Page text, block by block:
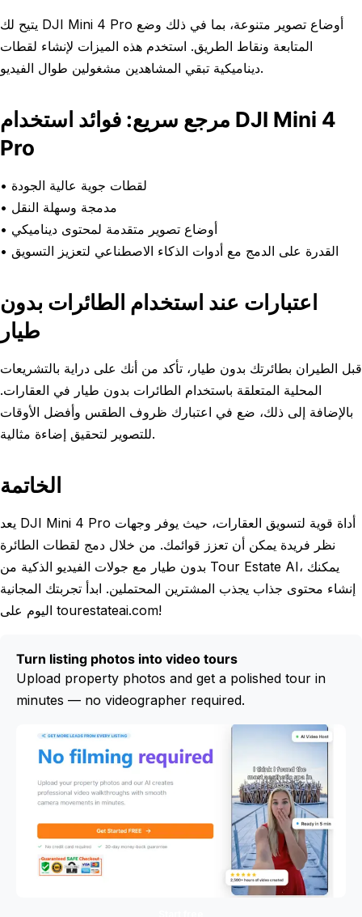
يتيح لك DJI Mini 4 Pro أوضاع تصوير متنوعة، بما في ذلك وضع
المتابعة ونقاط الطريق. استخدم هذه الميزات لإنشاء لقطات
ديناميكية تبقي المشاهدين مشغولين طوال الفيديو.
مرجع سريع: فوائد استخدام DJI Mini 4
Pro
• لقطات جوية عالية الجودة
• مدمجة وسهلة النقل
• أوضاع تصوير متقدمة لمحتوى ديناميكي
• القدرة على الدمج مع أدوات الذكاء الاصطناعي لتعزيز التسويق
اعتبارات عند استخدام الطائرات بدون
طيار
قبل الطيران بطائرتك بدون طيار، تأكد من أنك على دراية بالتشريعات
المحلية المتعلقة باستخدام الطائرات بدون طيار في العقارات.
بالإضافة إلى ذلك، ضع في اعتبارك ظروف الطقس وأفضل الأوقات
للتصوير لتحقيق إضاءة مثالية.
الخاتمة
يعد DJI Mini 4 Pro أداة قوية لتسويق العقارات، حيث يوفر وجهات
نظر فريدة يمكن أن تعزز قوائمك. من خلال دمج لقطات الطائرة
بدون طيار مع جولات الفيديو الذكية من Tour Estate AI، يمكنك
إنشاء محتوى جذاب يجذب المشترين المحتملين. ابدأ تجربتك المجانية
اليوم على tourestateai.com!
Turn listing photos into video tours
Upload property photos and get a polished tour in
minutes — no videographer required.